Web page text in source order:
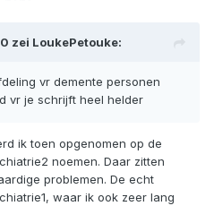
zei LoukePetouke:
vr demente personen
vr je schrijft heel helder
ik toen opgenomen op de
noemen. Daar zitten
problemen. De echt
waar ik ook zeer lang